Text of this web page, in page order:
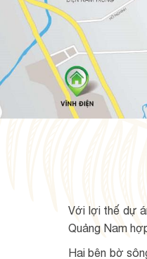
Với lợi thế dự
Quảng Nam
Hai bên bờ